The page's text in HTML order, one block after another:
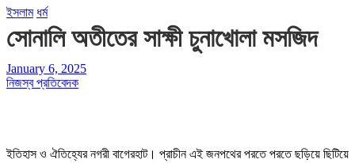
ইসলাম ধর্ম
সোনালি অতীতের সাক্ষী চুনাখোলা মসজিদ
January 6, 2025
নিজস্ব প্রতিবেদক
ইতিহাস ও ঐতিহ্যের নগরী বাগেরহাট। প্রাচীন এই জনপথের পরতে পরতে ছড়িয়ে ছিটিয়ে